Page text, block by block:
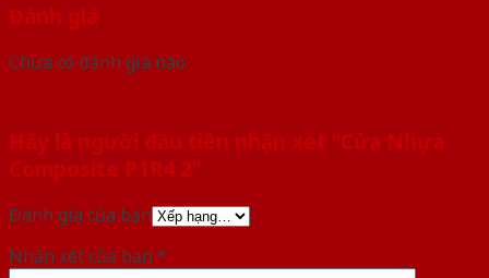
Đánh giá
Chưa có đánh giá nào.
Hãy là người đầu tiên nhận xét “Cửa Nhựa
Composite P1R4 2”
Đánh giá của bạn
Nhận xét của bạn *